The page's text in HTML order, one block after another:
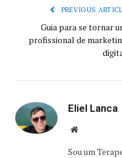
PREVIOUS
Guia para se tornar
profissional de
Eliel Lanca
Website
Sou um